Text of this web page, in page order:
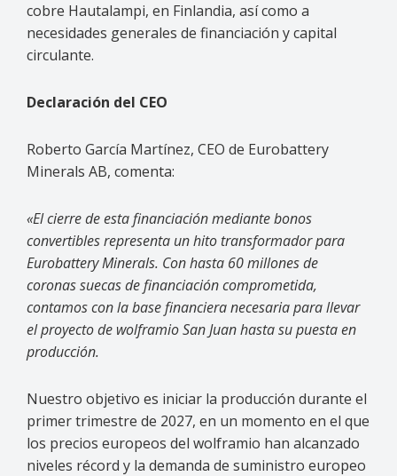
cobre Hautalampi, en Finlandia, así como a
necesidades generales de financiación y capital
circulante.
Declaración del CEO
Roberto García Martínez, CEO de Eurobattery
Minerals AB, comenta:
«El cierre de esta financiación mediante bonos
convertibles representa un hito transformador para
Eurobattery Minerals. Con hasta 60 millones de
coronas suecas de financiación comprometida,
contamos con la base financiera necesaria para llevar
el proyecto de wolframio San Juan hasta su puesta en
producción.
Nuestro objetivo es iniciar la producción durante el
primer trimestre de 2027, en un momento en el que
los precios europeos del wolframio han alcanzado
niveles récord y la demanda de suministro europeo